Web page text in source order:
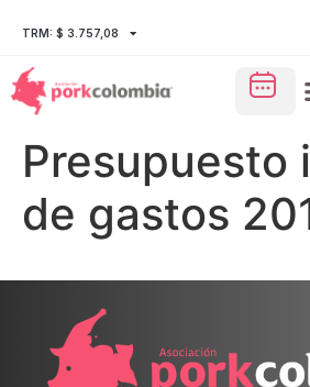
TRM: $ 3.757,08
Presupuesto
de gastos